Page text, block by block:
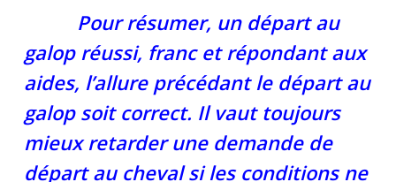
Pour résumer, un départ au
galop réussi, franc et répondant aux
aides, l’allure précédant le départ au
galop soit correct. Il vaut toujours
mieux retarder une demande de
départ au cheval si les conditions ne